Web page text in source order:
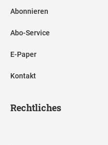
Abonnieren
Abo-Service
E-Paper
Kontakt
Rechtliches